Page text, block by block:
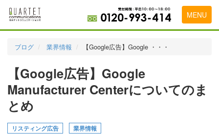
MENU
実績・お客様の声
初めて導入をお考えの方
ブログ 業界情報 【Google広告】Google ・・・
【Google広告】Google
Manufacturer Centerについてのま
とめ
リスティング広告 業界情報